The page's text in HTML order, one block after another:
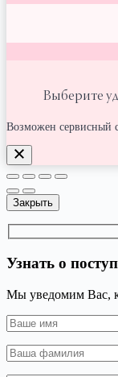
Выберите
Возможен сервисный
Закрыть
Узнать о
Мы уведомим Вас,